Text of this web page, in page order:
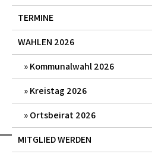
TERMINE
WAHLEN 2026
Kommunalwahl 2026
Kreistag 2026
Ortsbeirat 2026
MITGLIED WERDEN